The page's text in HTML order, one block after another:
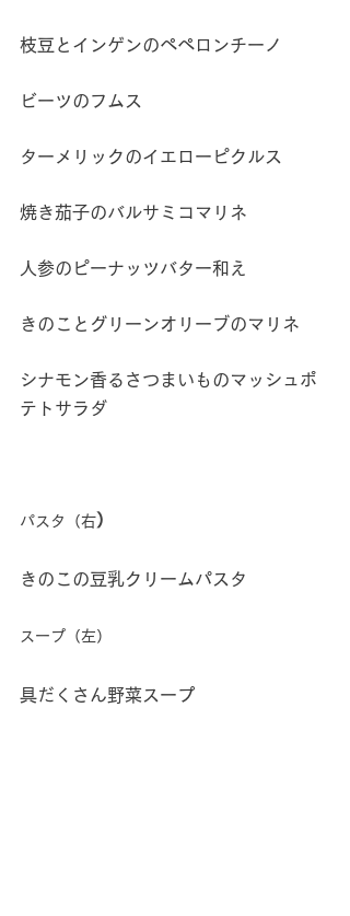
枝豆とインゲンのペペロンチーノ
ビーツのフムス
ターメリックのイエローピクルス
焼き茄子のバルサミコマリネ
人参のピーナッツバター和え
きのことグリーンオリーブのマリネ
シナモン香るさつまいものマッシュポ
テトサラダ
パスタ（右）
きのこの豆乳クリームパスタ
スープ（左）
具だくさん野菜スープ